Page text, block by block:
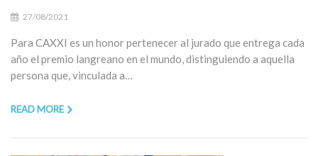
27/08/2021
Para CAXXI es un honor pertenecer al jurado que entrega cada
año el premio langreano en el mundo, distinguiendo a aquella
persona que, vinculada a…
READ MORE